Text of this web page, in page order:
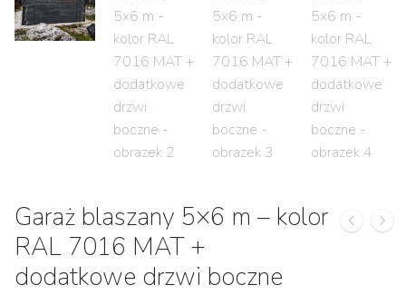
Garaż blaszany 5×6 m – kolor
RAL 7016 MAT +
dodatkowe drzwi boczne